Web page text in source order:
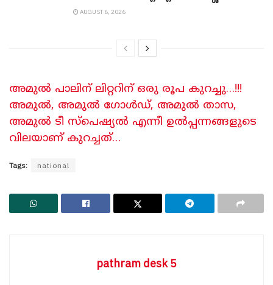
AUGUST 6, 2026
അമുൽ പാലിന് ലിറ്ററിന് ഒരു രൂപ കുറച്ചു…!!!
അമുൽ, അമുൽ ഗോൾഡ്, അമുൽ താസ,
അമുൽ ടീ സ്പെഷ്യൽ എന്നീ ഉൽപ്പന്നങ്ങളുടെ
വിലയാണ് കുറച്ചത്…
Tags: national
pathram desk 5